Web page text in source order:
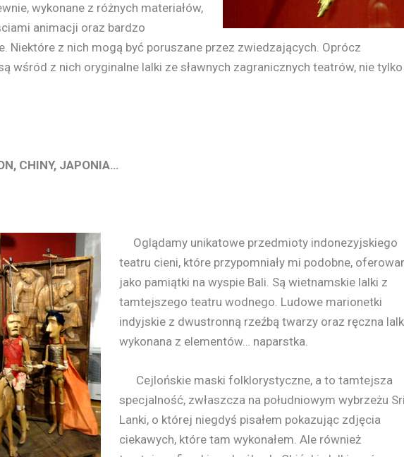
wykonane z różnych materiałów,
animacji oraz bardzo
Niektóre z nich mogą być poruszane przez zwiedzających. Oprócz
wśród z nich oryginalne lalki ze sławnych zagranicznych teatrów, nie tylko
CHINY, JAPONIA…
Oglądamy unikatowe przedmioty indonezyjskiego
teatru cieni, które przypomniały mi podobne,
jako pamiątki na wyspie Bali. Są wietnamskie lalki z
tamtejszego teatru wodnego. Ludowe marionetki
indyjskie z dwustronną rzeźbą twarzy oraz ręczna
wykonana z elementów… naparstka.
Cejlońskie maski folklorystyczne, a to tamtejsza
specjalność, zwłaszcza na południowym wybrzeżu
Lanki, o której niegdyś pisałem pokazując zdjęcia
ciekawych, które tam wykonałem. Ale również